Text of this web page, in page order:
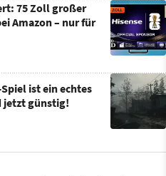
75 Zoll großer
Amazon – nur für
ist ein echtes
jetzt günstig!